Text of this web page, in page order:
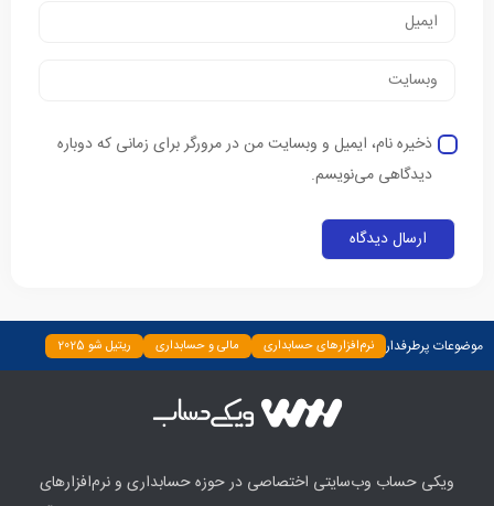
ذخیره نام، ایمیل و وبسایت من در مرورگر برای زمانی که دوباره
دیدگاهی می‌نویسم.
موضوعات پرطرفدار نرم‌افزارهای حسابداری مالی و حسابداری
ریتیل شو 2025
دسته‌بندی نشده
چپ چین بیمه و بانک اخبار ابزارها
ویکی حساب وب‌سایتی اختصاصی در حوزه حسابداری و نرم‌افزارهای